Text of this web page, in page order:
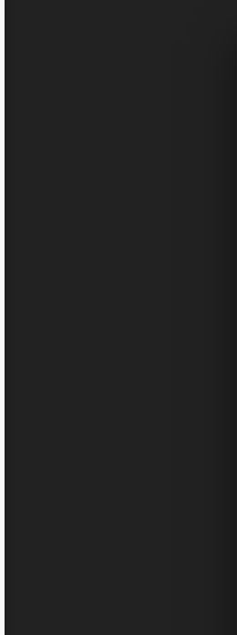
Sketchbook5, 스
Sketchbook5, 스
Sketchbook5, 스
Sketchbook5, 스